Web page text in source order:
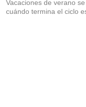
Vacaciones de verano
cuándo termina el ciclo